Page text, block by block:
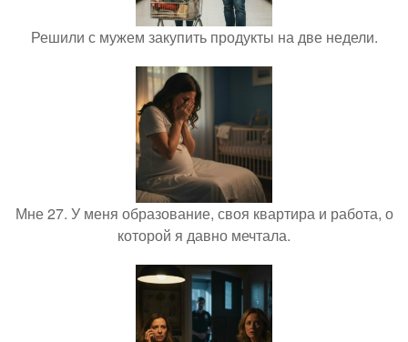
Решили с мужем закупить продукты на две недели.
Мне 27. У меня образование, своя квартира и работа, о
которой я давно мечтала.